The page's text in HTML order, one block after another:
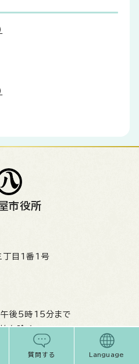
質問する Language
市役所
丁目1番1号
後5時15分まで
を除く